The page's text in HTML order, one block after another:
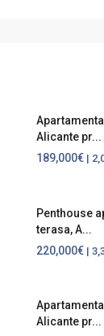
Alicante pr...
189,000€ |
Penthouse
terasa, A...
220,000€ |
Alicante pr...